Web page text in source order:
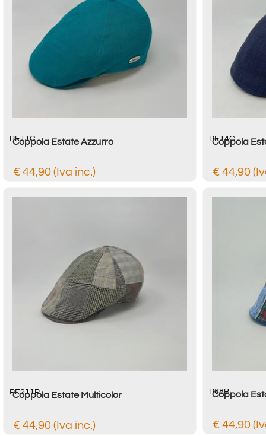
PE11C
Coppola Estate Azzurro
€ 44,90 (Iva inc.)
PE14C
Coppola
€ 44,90
PE211P
Coppola Estate Multicolor
€ 44,90 (Iva inc.)
P68B
Coppola
€ 44,90